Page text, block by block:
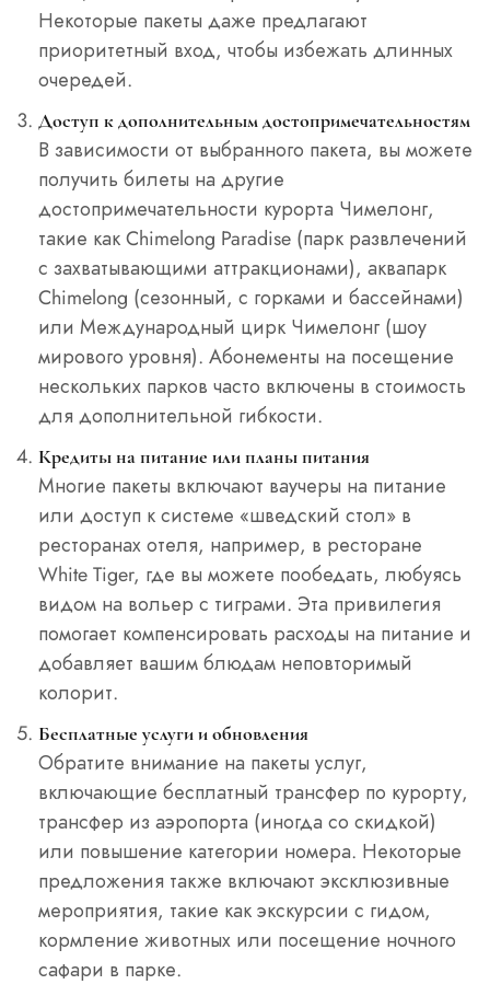
Некоторые пакеты даже предлагают
приоритетный вход, чтобы избежать длинных
очередей.
Доступ к дополнительным достопримечательностям
В зависимости от выбранного пакета, вы можете
получить билеты на другие
достопримечательности курорта Чимелонг,
такие как Chimelong Paradise (парк развлечений
с захватывающими аттракционами), аквапарк
Chimelong (сезонный, с горками и бассейнами)
или Международный цирк Чимелонг (шоу
мирового уровня). Абонементы на посещение
нескольких парков часто включены в стоимость
для дополнительной гибкости.
Кредиты на питание или планы питания
Многие пакеты включают ваучеры на питание
или доступ к системе «шведский стол» в
ресторанах отеля, например, в ресторане
White Tiger, где вы можете пообедать, любуясь
видом на вольер с тиграми. Эта привилегия
помогает компенсировать расходы на питание и
добавляет вашим блюдам неповторимый
колорит.
Бесплатные услуги и обновления
Обратите внимание на пакеты услуг,
включающие бесплатный трансфер по курорту,
трансфер из аэропорта (иногда со скидкой)
или повышение категории номера. Некоторые
предложения также включают эксклюзивные
мероприятия, такие как экскурсии с гидом,
кормление животных или посещение ночного
сафари в парке.